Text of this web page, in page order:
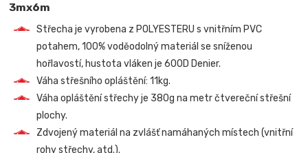
3mx6m
Střecha je vyrobena z POLYESTERU s vnitřním PVC
potahem, 100% voděodolný materiál se sníženou
hořlavostí, hustota vláken je 600D Denier.
Váha střešního opláštění: 11kg.
Váha opláštění střechy je 380g na metr čtvereční střešní
plochy.
Zdvojený materiál na zvlášť namáhaných místech (vnitřní
rohy střechy, atd.).